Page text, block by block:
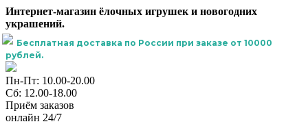
Интернет-магазин ёлочных игрушек и новогодних
украшений.
Бесплатная доставка по России при заказе от 10000
рублей.
Пн-Пт: 10.00-20.00
Сб: 12.00-18.00
Приём заказов
онлайн 24/7